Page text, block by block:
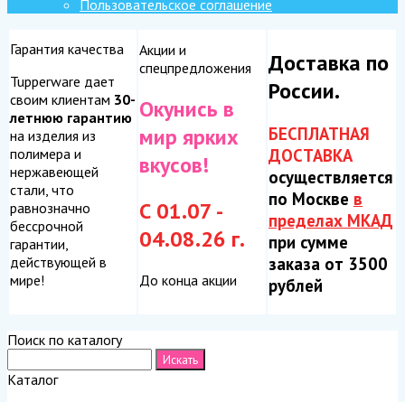
Пользовательское соглашение
Гарантия качества
Tupperware дает
своим клиентам 30-
летнюю гарантию
на изделия из
полимера и
нержавеющей
стали, что
равнозначно
бессрочной
гарантии,
действующей в
мире!
Акции и
спецпредложения
Окунись в
мир ярких
вкусов!
С 01.07 -
04.08.26 г.
До конца акции
Доставка по
России.
БЕСПЛАТНАЯ
ДОСТАВКА
осуществляется
по Москве в
пределах МКАД
при сумме
заказа от 3500
рублей
Поиск по каталогу
Каталог